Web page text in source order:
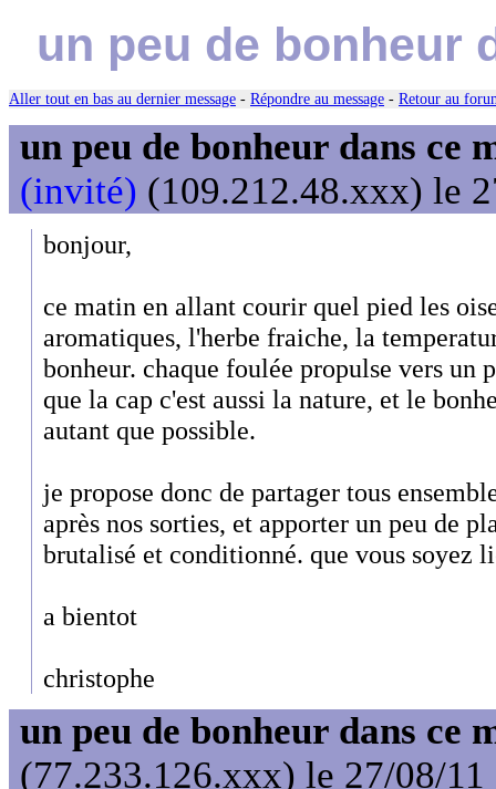
un peu de bonheur
Aller tout en bas au dernier message - Répondre au message - Retour au
un peu de bonheur dans ce
(invité) (109.212.48.xxx) le
bonjour,
ce matin en allant courir quel pied les
aromatiques, l'herbe fraiche, la
bonheur. chaque foulée propulse vers un
que la cap c'est aussi la nature, et le
autant que possible.
je propose donc de partager tous
après nos sorties, et apporter un peu de
brutalisé et conditionné. que vous soyez
a bientot
christophe
un peu de bonheur dans ce
(77.233.126.xxx) le 27/08/11